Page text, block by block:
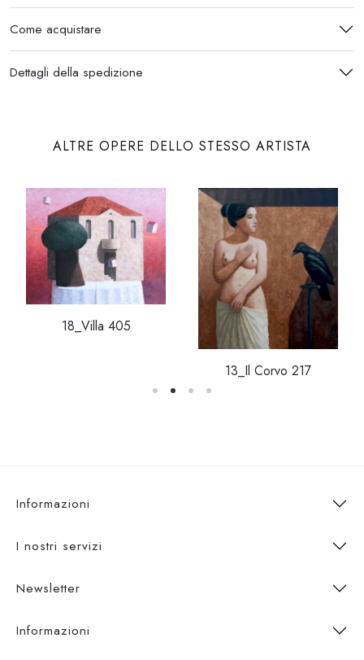
Come acquistare
Dettagli della spedizione
ALTRE OPERE DELLO STESSO ARTISTA
18_Villa 405
13_Il Corvo 217
Informazioni
I nostri servizi
Newsletter
Informazioni